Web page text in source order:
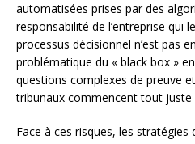
automatisées prises par des
responsabilité de l’entreprise qui
processus décisionnel n’est pas
problématique du « black box »
questions complexes de preuve
tribunaux commencent tout juste
Face à ces risques, les